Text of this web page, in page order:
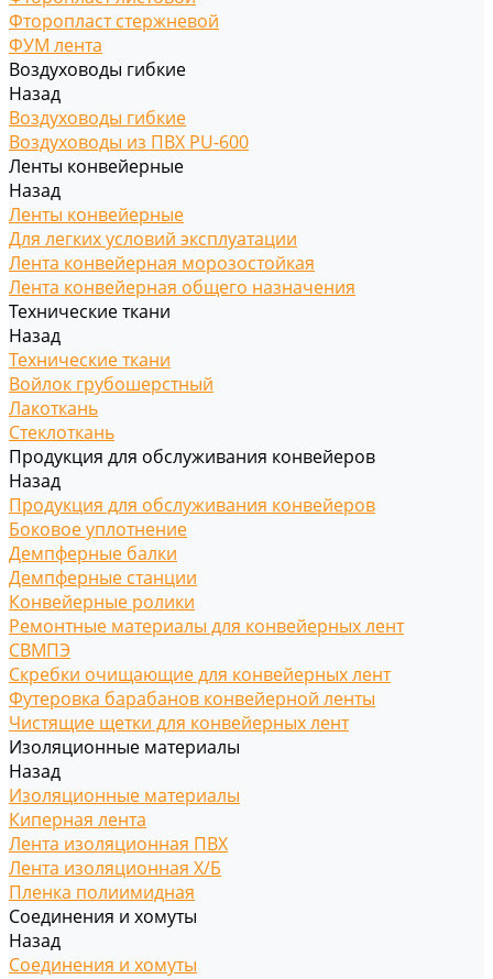
Фторопласт стержневой
ФУМ лента
Воздуховоды гибкие
Назад
Воздуховоды гибкие
Воздуховоды из ПВХ PU-600
Ленты конвейерные
Назад
Ленты конвейерные
Для легких условий эксплуатации
Лента конвейерная морозостойкая
Лента конвейерная общего назначения
Технические ткани
Назад
Технические ткани
Войлок грубошерстный
Лакоткань
Стеклоткань
Продукция для обслуживания конвейеров
Назад
Продукция для обслуживания конвейеров
Боковое уплотнение
Демпферные балки
Демпферные станции
Конвейерные ролики
Ремонтные материалы для конвейерных лент
СВМПЭ
Скребки очищающие для конвейерных лент
Футеровка барабанов конвейерной ленты
Чистящие щетки для конвейерных лент
Изоляционные материалы
Назад
Изоляционные материалы
Киперная лента
Лента изоляционная ПВХ
Лента изоляционная Х/Б
Пленка полиимидная
Соединения и хомуты
Назад
Соединения и хомуты